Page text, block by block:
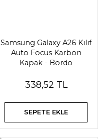
Samsung Galaxy A26 Kılıf
Auto Focus Karbon
Kapak - Bordo
338,52 TL
SEPETE EKLE